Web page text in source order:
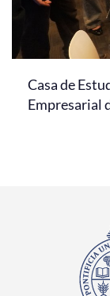
Casa de
Empresarial